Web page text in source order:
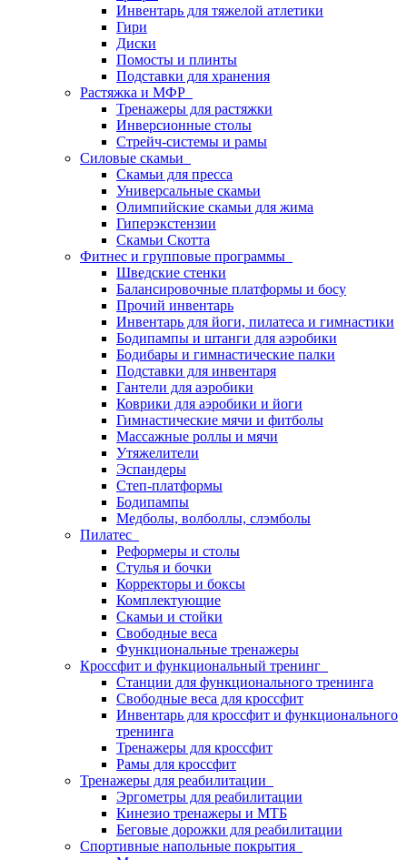
Инвентарь для тяжелой атлетики
Гири
Диски
Помосты и плинты
Подставки для хранения
Растяжка и МФР
Тренажеры для растяжки
Инверсионные столы
Стрейч-системы и рамы
Силовые скамьи
Скамьи для пресса
Универсальные скамьи
Олимпийские скамьи для жима
Гиперэкстензии
Скамьи Скотта
Фитнес и групповые программы
Шведские стенки
Балансировочные платформы и босу
Прочий инвентарь
Инвентарь для йоги, пилатеса и гимнастики
Бодипампы и штанги для аэробики
Бодибары и гимнастические палки
Подставки для инвентаря
Гантели для аэробики
Коврики для аэробики и йоги
Гимнастические мячи и фитболы
Массажные роллы и мячи
Утяжелители
Эспандеры
Степ-платформы
Бодипампы
Медболы, волболлы, слэмболы
Пилатес
Реформеры и столы
Стулья и бочки
Корректоры и боксы
Комплектующие
Скамьи и стойки
Свободные веса
Функциональные тренажеры
Кроссфит и функциональный тренинг
Станции для функционального тренинга
Свободные веса для кроссфит
Инвентарь для кроссфит и функционального
тренинга
Тренажеры для кроссфит
Рамы для кроссфит
Тренажеры для реабилитации
Эргометры для реабилитации
Кинезио тренажеры и МТБ
Беговые дорожки для реабилитации
Спортивные напольные покрытия